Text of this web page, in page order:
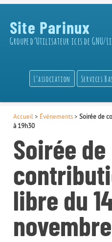
Site Parinux
Groupe d’Utilisateur·ices de
L’association Services
Accueil > Événements> Soirée de
à 19h30
Soirée de
libre du